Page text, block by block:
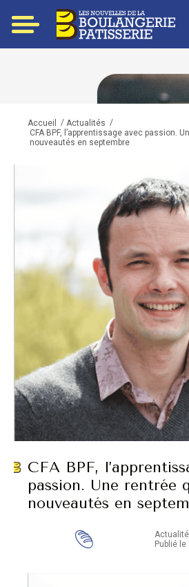
Accueil / Actualités /
CFA BPF, l’apprentissage avec passion.
nouveautés en septembre
CFA BPF,
passion. Une rentrée
nouveautés en
Publié le